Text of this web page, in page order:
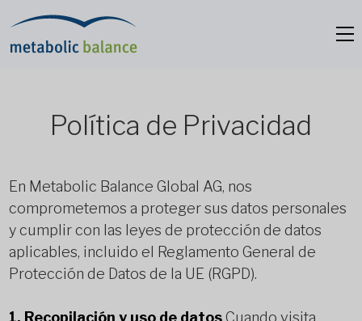
Política de Privacidad
En Metabolic Balance Global AG, nos
comprometemos a proteger sus datos personales
y cumplir con las leyes de protección de datos
aplicables, incluido el Reglamento General de
Protección de Datos de la UE (RGPD).
1. Recopilación y uso de datosCuando visita